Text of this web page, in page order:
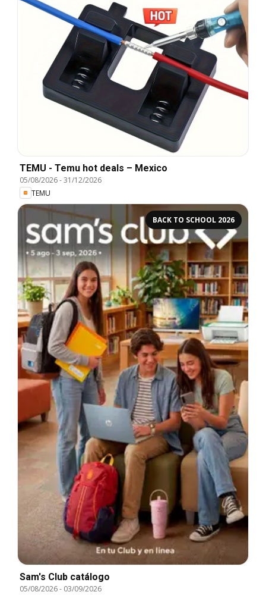
TEMU - Temu hot deals – Mexico
05/08/2026-31/12/2026
TEMU
BACK TO SCHOOL 2026
Sam's Club catálogo
05/08/2026- 03/09/2026